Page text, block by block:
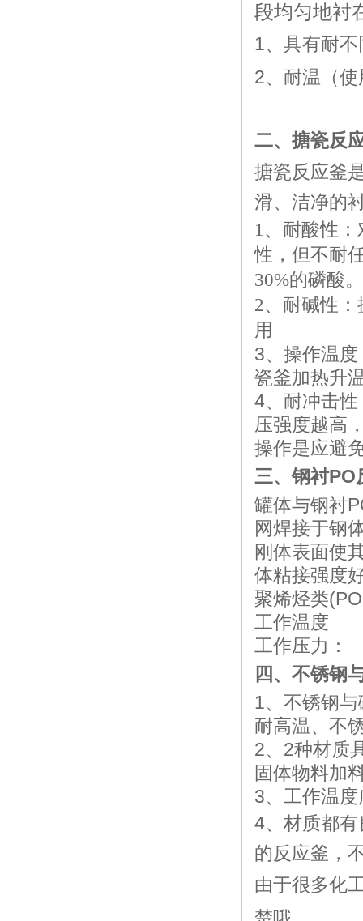
段均匀地衬
1、具有耐
2、耐温（使
二、搪瓷反
搪瓷反应釜
滑、洁净的
1、耐酸性
性，但不耐
30%的磷酸。
2、耐碱性
用
3、操作温
瓷釜加热升
4、耐冲击
压强度越高
操作是应避
三、钢衬
罐体与钢衬
网焊接于钢
刚体表面使
体粘接强度
聚烯烃类
工作温度
工作压力：
四、不锈钢
1、 不锈钢
耐高温、不
2、2种材质
固体物料加
3、 工作温
4、 材质都
的反应釜，
由于很多化